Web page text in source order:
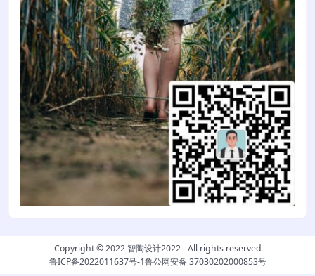
Copyright © 2022智陶设计2022- All rights reserved
鲁ICP备2022011637号-1鲁公网安备 37030202000853号